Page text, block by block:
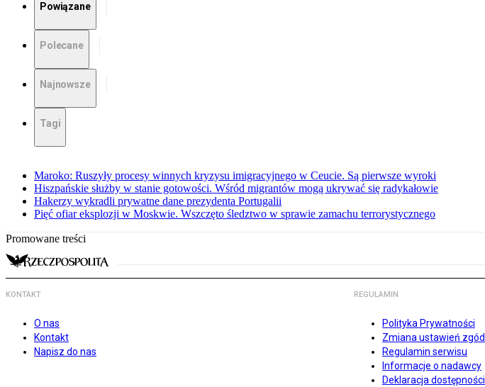
Powiązane
Polecane
Najnowsze
Tagi
Maroko: Ruszyły procesy winnych kryzysu imigracyjnego w Ceucie. Są pierwsze wyroki
Hiszpańskie służby w stanie gotowości. Wśród migrantów mogą ukrywać się radykałowie
Hakerzy wykradli prywatne dane prezydenta Portugalii
Pięć ofiar eksplozji w Moskwie. Wszczęto śledztwo w sprawie zamachu terrorystycznego
Promowane treści
KONTAKT
O nas
Kontakt
Napisz do nas
REGULAMIN
Polityka Prywatności
Zmiana ustawień zgód
Regulamin serwisu
Informacje o nadawcy
Deklaracja dostępności